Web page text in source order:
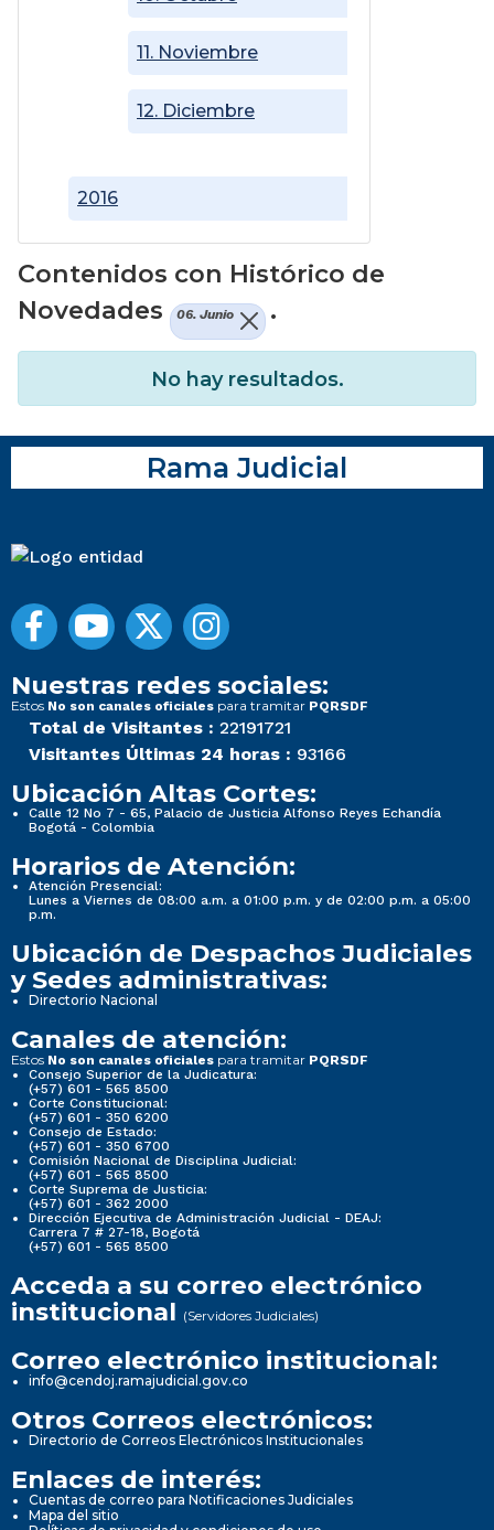
2016
11. Noviembre
12. Diciembre
Contenidos con Histórico de
Novedades
06. Junio .
No hay resultados.
Rama Judicial
Nuestras redes sociales:
Estos No son canales oficiales para tramitar PQRSDF
Total de Visitantes : 22191721
Visitantes Últimas 24 horas : 93166
Ubicación Altas Cortes:
Calle 12 No 7 - 65, Palacio de Justicia Alfonso Reyes Echandía
Bogotá - Colombia
Horarios de Atención:
Atención Presencial:
Lunes a Viernes de 08:00 a.m. a 01:00 p.m. y de 02:00 p.m. a 05:00
p.m.
Ubicación de Despachos Judiciales
y Sedes administrativas:
Directorio Nacional
Canales de atención:
Estos No son canales oficiales para tramitar PQRSDF
Consejo Superior de la Judicatura:
(+57) 601 - 565 8500
Corte Constitucional:
(+57) 601 - 350 6200
Consejo de Estado:
(+57) 601 - 350 6700
Comisión Nacional de Disciplina Judicial:
(+57) 601 - 565 8500
Corte Suprema de Justicia:
(+57) 601 - 362 2000
Dirección Ejecutiva de Administración Judicial - DEAJ:
Carrera 7 # 27-18, Bogotá
(+57) 601 - 565 8500
Acceda a su correo electrónico
institucional (Servidores Judiciales)
Correo electrónico institucional:
info@cendoj.ramajudicial.gov.co
Otros Correos electrónicos:
Directorio de Correos Electrónicos Institucionales
Enlaces de interés:
Cuentas de correo para Notificaciones Judiciales
Mapa del sitio